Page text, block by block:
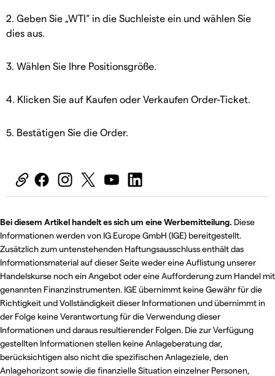
2. Geben Sie „WTI“ in die Suchleiste ein und wählen Sie
dies aus.
3. Wählen Sie Ihre Positionsgröße.
4. Klicken Sie auf Kaufen oder Verkaufen Order-Ticket.
5. Bestätigen Sie die Order.
Bei diesem Artikel handelt es sich um eine Werbemitteilung. Diese
Informationen werden von IG Europe GmbH (IGE) bereitgestellt.
Zusätzlich zum untenstehenden Haftungsausschluss enthält das
Informationsmaterial auf dieser Seite weder eine Auflistung unserer
Handelskurse noch ein Angebot oder eine Aufforderung zum Handel mit
genannten Finanzinstrumenten. IGE übernimmt keine Gewähr für die
Richtigkeit und Vollständigkeit dieser Informationen und übernimmt in
der Folge keine Verantwortung für die Verwendung dieser
Informationen und daraus resultierender Folgen. Die zur Verfügung
gestellten Informationen stellen keine Anlageberatung dar,
berücksichtigen also nicht die spezifischen Anlageziele, den
Anlagehorizont sowie die finanzielle Situation einzelner Personen,